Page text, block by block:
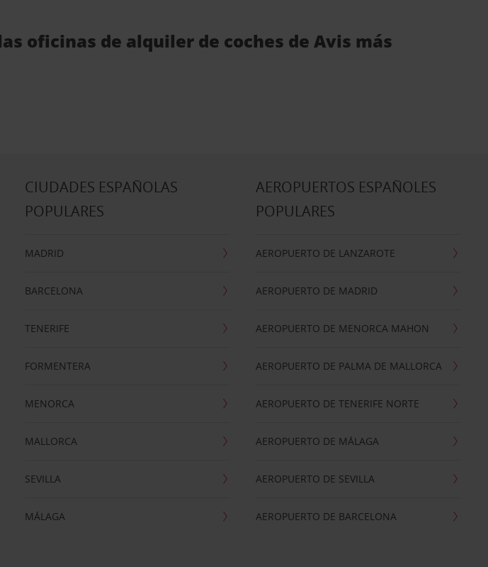
oficinas de alquiler de coches de Avis más
CIUDADES ESPAÑOLAS
POPULARES
MADRID
BARCELONA
TENERIFE
FORMENTERA
MENORCA
MALLORCA
SEVILLA
MÁLAGA
AEROPUERTOS ESPAÑOLES
POPULARES
AEROPUERTO DE LANZAROTE
AEROPUERTO DE MADRID
AEROPUERTO DE MENORCA MAHON
AEROPUERTO DE PALMA DE MALLORCA
AEROPUERTO DE TENERIFE NORTE
AEROPUERTO DE MÁLAGA
AEROPUERTO DE SEVILLA
AEROPUERTO DE BARCELONA